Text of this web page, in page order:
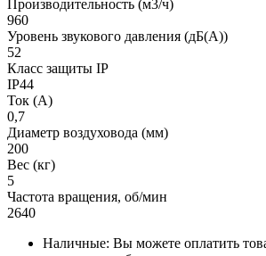
Производительность (м3/ч)
960
Уровень звукового давления (дБ(А))
52
Класс защиты IP
IP44
Ток (А)
0,7
Диаметр воздуховода (мм)
200
Вес (кг)
5
Частота вращения, об/мин
2640
Наличные: Вы можете оплатить